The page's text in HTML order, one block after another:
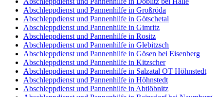
Abschleppdienst und Pannenhilfe in Großröda
Abschleppdienst und Pannenhilfe in Götschetal
Abschleppdienst und Pannenhilfe in Gimritz
Abschleppdienst und Pannenhilfe in Rositz
Abschleppdienst und Pannenhilfe in Glebitzsch
Abschleppdienst und Pannenhilfe in Gösen bei Eisenberg
Abschleppdienst und Pannenhilfe in Kitzscher
Abschleppdienst und Pannenhilfe in Salzatal OT Höhnstedt
Abschleppdienst und Pannenhilfe in Höhnstedt
Abschleppdienst und Pannenhilfe in Abtlöbnitz